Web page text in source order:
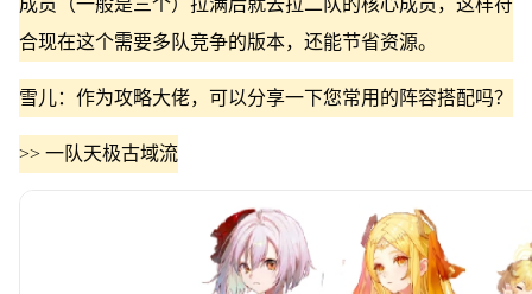
成员（一般是三个）拉满后就去拉二队的核心成员，这样符
合现在这个需要多队竞争的版本，还能节省资源。
雪儿：作为攻略大佬，可以分享一下您常用的阵容搭配吗？
>> 一队天极古域流